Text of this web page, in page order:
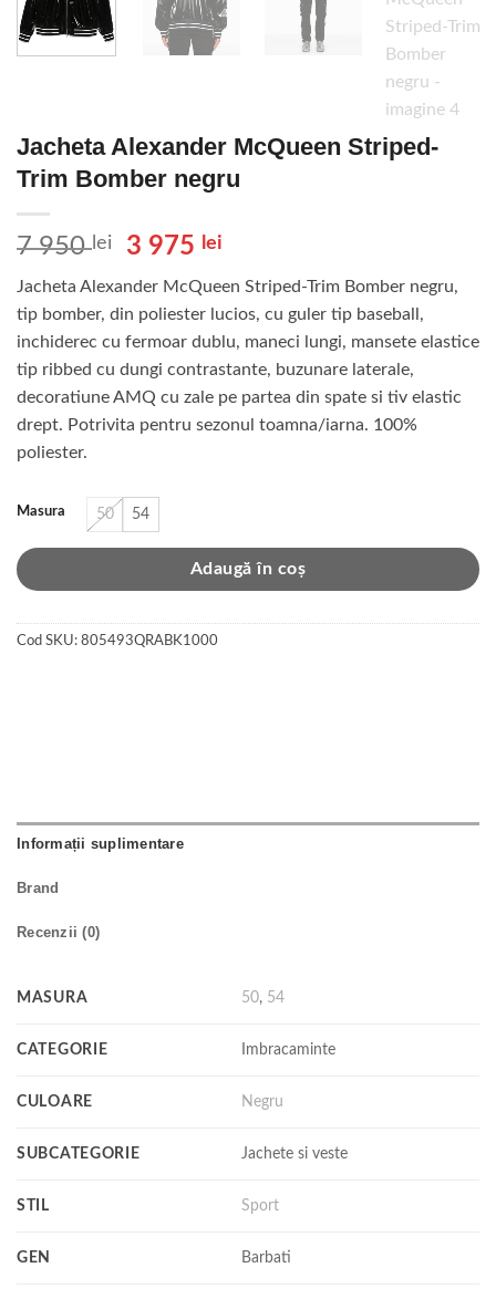
Jacheta Alexander McQueen Striped-
Trim Bomber negru
7 950 lei
Prețul
a
fost:
7
950 lei.
3 975 lei
este:
3
975 lei.
Jacheta Alexander McQueen Striped-Trim Bomber negru,
tip bomber, din poliester lucios, cu guler tip baseball,
inchiderec cu fermoar dublu, maneci lungi, mansete elastice
tip ribbed cu dungi contrastante, buzunare laterale,
decoratiune AMQ cu zale pe partea din spate si tiv elastic
drept. Potrivita pentru sezonul toamna/iarna. 100%
poliester.
Masura 50 54
Adaugă în coș
Cod SKU: 805493QRABK1000
Informații suplimentare
Brand
Recenzii (0)
MASURA 50, 54
CATEGORIE Imbracaminte
CULOARE Negru
SUBCATEGORIE Jachete si veste
STIL Sport
GEN Barbati